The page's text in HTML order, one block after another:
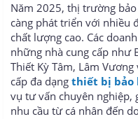
Năm 2025, thị trường
càng phát triển với nhiều
chất lượng cao. Các
những nhà cung cấp như
Thiết Kỳ Tâm, Lâm
cấp đa dạng thiết bị bảo
vụ tư vấn chuyên nghiệp,
nhu cầu từ cá nhân đến